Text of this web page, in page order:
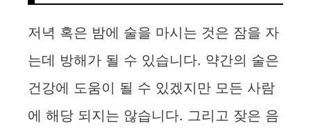
저녁 혹은 밤에 술을 마시는 것은 잠을 자
는데 방해가 될 수 있습니다. 약간의 술은
건강에 도움이 될 수 있겠지만 모든 사람
에 해당 되지는 않습니다. 그리고 잦은 음